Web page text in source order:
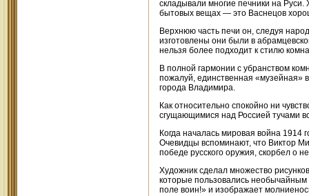
складывали многие печники на
бытовых вещах — это Васнецов
Верхнюю часть печи он, следуя
изготовлены они были в
нельзя более подходит к стилю
В полной гармонии с убранством
пожалуй, единственная «музейная»
города Владимира.
Как относительно спокойно ни
сгущающимися над Россией тучами
Когда началась мировая война 1914
Очевидцы вспоминают, что Виктор
победе русского оружия, скорбел о
Художник сделал множество
которые пользовались
поле воин!» и изображает